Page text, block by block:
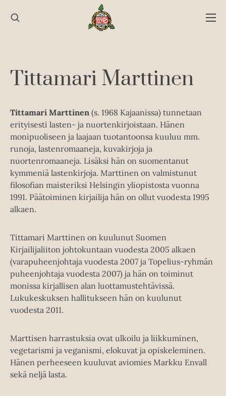
sisältöön
Tittamari Marttinen
Tittamari Marttinen (s. 1968 Kajaanissa) tunnetaan
erityisesti lasten- ja nuortenkirjoistaan. Hänen
monipuoliseen ja laajaan tuotantoonsa kuuluu mm.
runoja, lastenromaaneja, kuvakirjoja ja
nuortenromaaneja. Lisäksi hän on suomentanut
kymmeniä lastenkirjoja. Marttinen on valmistunut
filosofian maisteriksi Helsingin yliopistosta vuonna
1991. Päätoiminen kirjailija hän on ollut vuodesta 1995
alkaen.
Tittamari Marttinen on kuulunut Suomen
Kirjailijaliiton johtokuntaan vuodesta 2005 alkaen
(varapuheenjohtaja vuodesta 2007 ja Topelius-ryhmän
puheenjohtaja vuodesta 2007) ja hän on toiminut
monissa kirjallisen alan luottamustehtävissä.
Lukukeskuksen hallitukseen hän on kuulunut
vuodesta 2011.
Marttisen harrastuksia ovat ulkoilu ja liikkuminen,
vegetarismi ja veganismi, elokuvat ja opiskeleminen.
Hänen perheeseen kuuluvat aviomies Markku Envall
sekä neljä lasta.